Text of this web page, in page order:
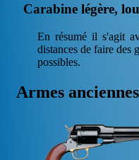
Carabine légère,
En résumé il s'agit
distances de faire des
possibles.
Armes anciennes